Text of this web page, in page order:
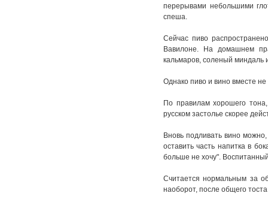
перерывами небольшими
спеша.
Сейчас пиво
Вавилоне. На домашнем
кальмаров, соленый миндаль
Однако пиво и вино вместе
По правилам хорошего
русском застолье скорее
Вновь подливать вино
оставить часть напитка в
больше не хочу".
Считается нормальным за
наоборот, после общего тоста